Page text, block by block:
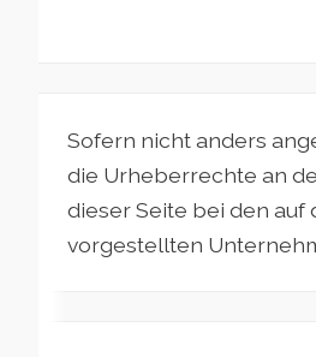
Sofern nicht anders
die Urheberrechte an
dieser Seite bei den auf
vorgestellten